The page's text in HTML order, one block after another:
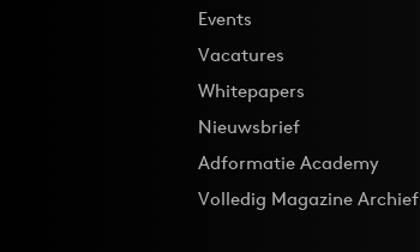
Events
Vacatures
Whitepapers
Nieuwsbrief
Adformatie Academy
Volledig Magazine Archief